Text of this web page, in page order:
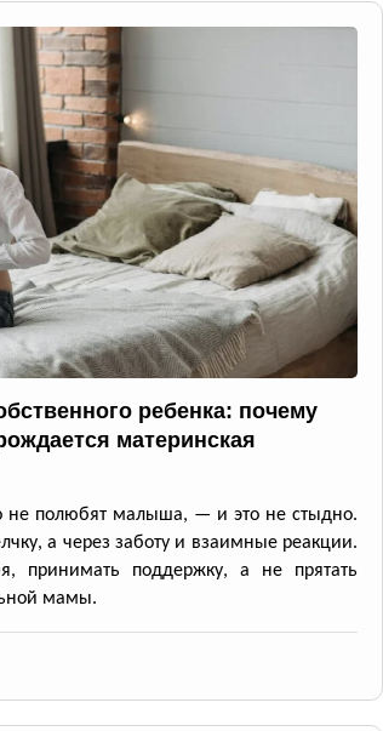
ребенка: почему
материнская
не полюбят малыша, — и это не стыдно.
а через заботу и взаимные реакции.
принимать поддержку, а не прятать
мамы.